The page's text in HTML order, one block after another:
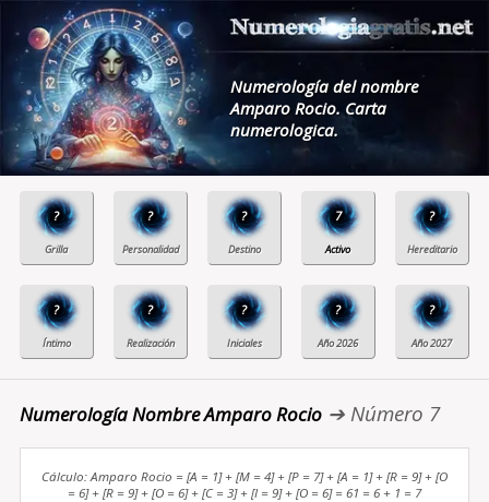
Numerología del nombre
Amparo Rocio. Carta
numerologica.
? ? ? 7 ?
? ? ? ? ?
Numerología Nombre Amparo Rocio➔ Número 7
Cálculo: Amparo Rocio = [A = 1] + [M = 4] + [P = 7] + [A = 1] + [R = 9] + [O
= 6] + [R = 9] + [O = 6] + [C = 3] + [I = 9] + [O = 6] = 61 = 6 + 1 = 7